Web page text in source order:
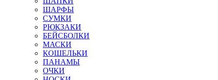
ШАРФЫ
СУМКИ
РЮКЗАКИ
БЕЙСБОЛКИ
МАСКИ
КОШЕЛЬКИ
ПАНАМЫ
ОЧКИ